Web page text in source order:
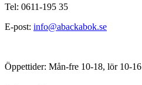
Tel: 0611-195 35
E-post: info@abackabok.se
Öppettider: Mån-fre 10-18, lör 10-16